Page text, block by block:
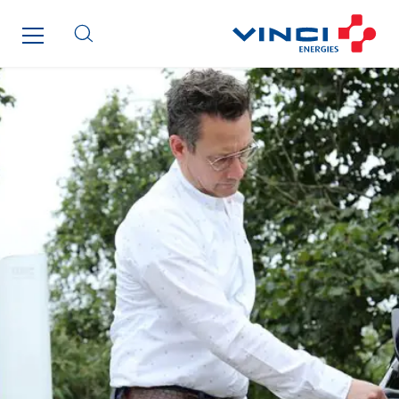
NAE-France
Omexom Technikforum
Omnidec
Paumier Industrie
Paumier Marine
Paumier SA
Process Energy
Provelec Sud
Qivy
Qivy Habitat
Qivy Tertiaire
Roiret Energies
Roiret Transport